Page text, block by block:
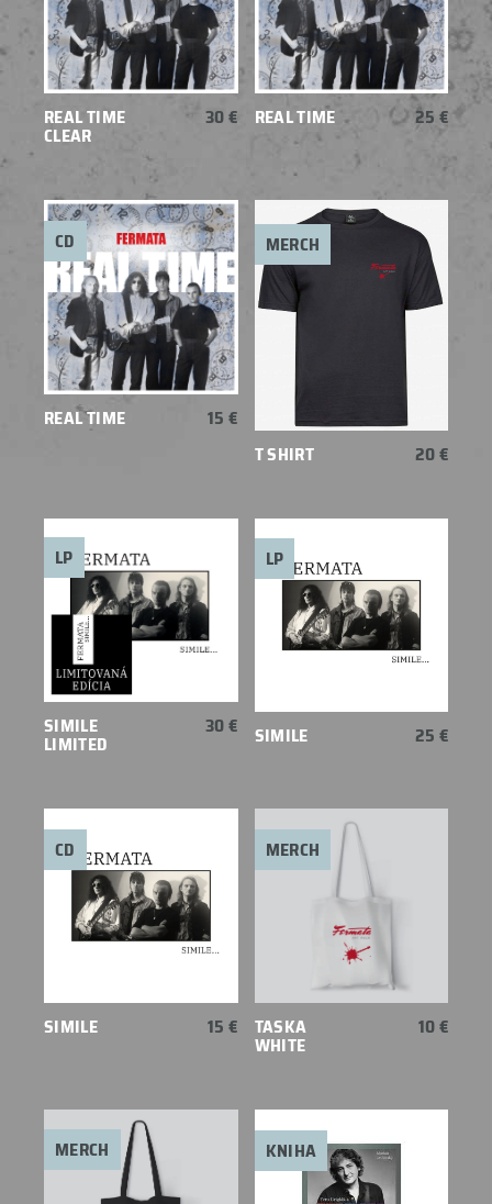
REAL TIME
CLEAR
30 € REAL TIME 25 €
CD
REAL TIME 15 €
MERCH
T SHIRT 20 €
LP
SIMILE
LIMITED
30 €
LP
SIMILE 25 €
CD
SIMILE 15 €
MERCH
TASKA
WHITE
10 €
MERCH KNIHA